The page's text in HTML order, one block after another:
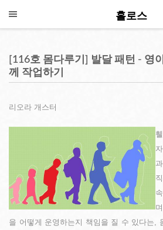
홀로스
[116호 몸다루기] 발달 패턴 - 영
께 작업하기
리오라 개스터
을 어떻게 운영하는지 책임을 질 수 있다는,
CALL US COLLAPSE
◎소개
◎프로그램
◎ 심포지엄
◎내강의실